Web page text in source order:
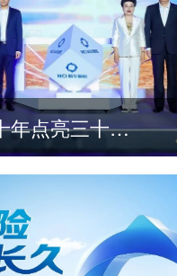
新华保险发布“三十年点亮三十城”全国人才计划